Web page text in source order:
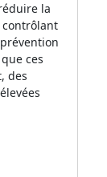
la
ces
des